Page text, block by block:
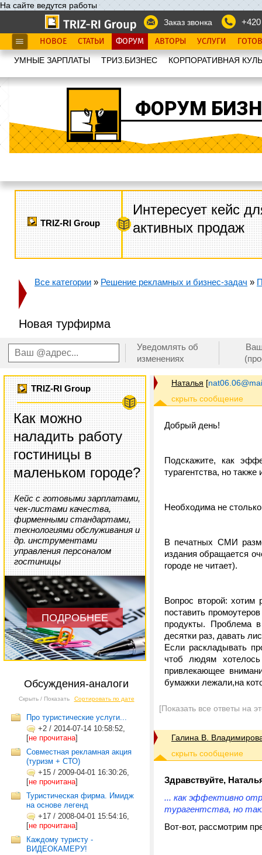
На сайте ведутся работы
Заказ звонка
НОВОЕ СТАТЬИ ФОРУМ АВТОРЫ УСЛУГИ
УМНЫЕ ЗАРПЛАТЫ ТРИЗ.БИЗНЕС КОРПОРАТИВНАЯ
ФОРУМ
TRIZ-RI Group
Интересует кейс
активных продаж
Все категории » Решение рекламных и бизнес-задач »
Новая турфирма
Уведомлять об
изменениях
TRIZ-RI Group
Как можно
наладить работу
гостиницы в
маленьком городе?
Кейс с готовыми зарплатами,
чек-листами качества,
фирменными стандартами,
технологиями обслуживания и
др. инструментами
управления персоналом
гостиницы
ПОДРОБНЕЕ
Обсуждения-аналоги
Скрыть / Показать Сортировать по дате
Про туристические услуги...
+2 / 2014-07-14 10:58:52,
[не прочитана]
Совместная рекламная акция
(туризм + СТО)
+15 / 2009-04-01 16:30:26,
[не прочитана]
Туристическая фирма. Имидж
на основе легенд
+17 / 2008-04-01 15:54:16,
[не прочитана]
Каждому туристу -
ВИДЕОКАМЕРУ!
Наталья [
Добрый день!
Подскажите, как
турагентства, но
Необходима не
В печатных СМИ
издания обращается
городе не читает).
Вопрос второй: хотим
поставить
продукты. Проблема
десятки раз, давать
Если раскладывать
чтоб людям
привлекающее
бумажки лежали,на
[Показать все ответы на
Галина В.
Здравствуйте,
... как эффективно
турагентства, но
Вот-вот, рассмотрим